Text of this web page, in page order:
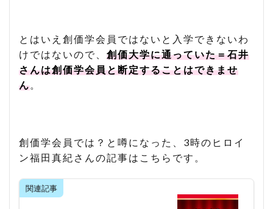
とはいえ創価学会員ではないと入学できないわ
けではないので、 創価大学に通っていた＝石井
さんは創価学会員と断定することはできませ
ん。
創価学会員では？と噂になった、3時のヒロイ
ン福田真紀さんの記事はこちらです。
関連記事